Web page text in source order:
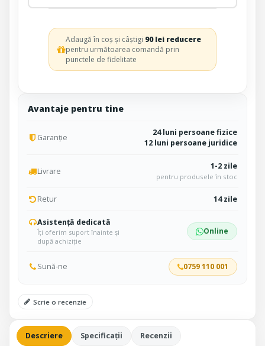
Avantaje pentru tine
Garanție
24 luni persoane fizice
12 luni persoane juridice
Livrare 1-2 zile
pentru produsele în stoc
Retur 14 zile
Asistență dedicată
Îți oferim suport înainte și
după achiziție
Online
Sună-ne 0759 110 001
Scrie o recenzie
Adaugă în coș și câștigi 90 lei reducere
pentru următoarea comandă prin
punctele de fidelitate
Descriere Specificații Recenzii